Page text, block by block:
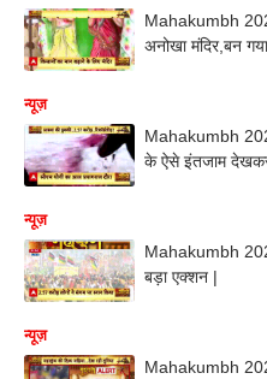
Mahakumbh
अनोखा मंदिर,बन
न्यूज़
Mahakumbh
के ऐसे इंतजाम
न्यूज़
Mahakumbh
बड़ा एक्शन |
न्यूज़
Mahakumbh